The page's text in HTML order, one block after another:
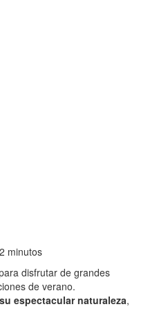
2 minutos
disfrutar de grandes
de verano.
espectacular naturaleza,